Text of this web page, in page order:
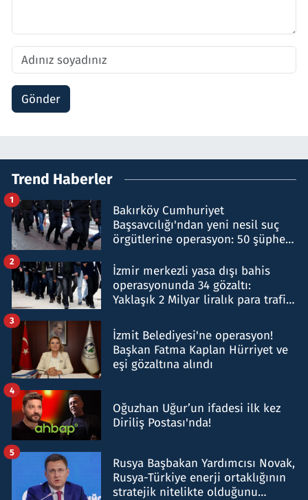
Gönder
Trend Haberler
Bakırköy Cumhuriyet
Başsavcılığı'ndan yeni nesil suç
örgütlerine operasyon: 50 şüpheli
1
İzmir merkezli yasa dışı bahis
operasyonunda 34 gözaltı:
Yaklaşık 2 Milyar liralık para trafiği
2
İzmit Belediyesi'ne operasyon!
Başkan Fatma Kaplan Hürriyet ve
eşi gözaltına alındı
3
Oğuzhan Uğur’un ifadesi ilk kez
Diriliş Postası'nda!
4
Rusya Başbakan Yardımcısı Novak,
Rusya-Türkiye enerji ortaklığının
stratejik nitelikte olduğunu
5